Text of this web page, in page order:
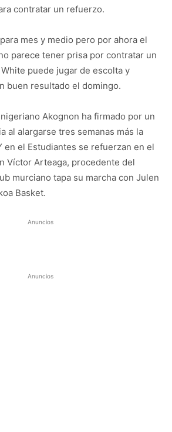
contratar un refuerzo.
mes y medio pero por ahora el
parece tener prisa por contratar un
puede jugar de escolta y
buen resultado el domingo.
Akognon ha firmado por un
al alargarse tres semanas más la
en el Estudiantes se refuerzan en el
Víctor Arteaga, procedente del
murciano tapa su marcha con Julen
Basket.
Anuncios
Anuncios